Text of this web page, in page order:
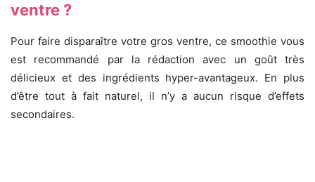
ventre ?
Pour faire disparaître votre gros ventre, ce smoothie vous
est recommandé par la rédaction avec un goût très
délicieux et des ingrédients hyper-avantageux. En plus
d’être tout à fait naturel, il n’y a aucun risque d’effets
secondaires.